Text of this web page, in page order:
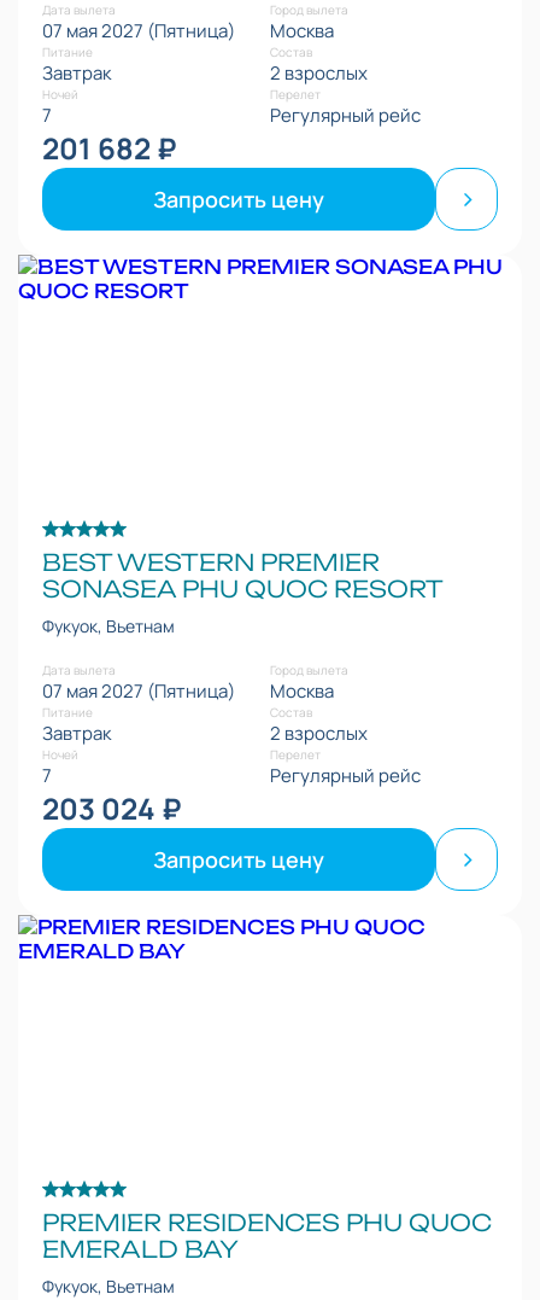
Дата вылета
07 мая 2027 (Пятница)
Город вылета
Москва
Питание
Завтрак
Состав
2 взрослых
Ночей
7
Перелет
Регулярный рейс
201 682 ₽
Запросить цену
BEST WESTERN PREMIER
SONASEA PHU QUOC RESORT
Фукуок, Вьетнам
Дата вылета
07 мая 2027 (Пятница)
Город вылета
Москва
Питание
Завтрак
Состав
2 взрослых
Ночей
7
Перелет
Регулярный рейс
203 024 ₽
Запросить цену
PREMIER RESIDENCES PHU QUOC
EMERALD BAY
Фукуок, Вьетнам